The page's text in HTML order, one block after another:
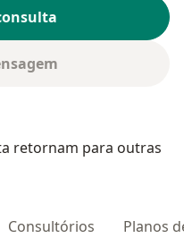
retornam para outras
Consultórios Planos